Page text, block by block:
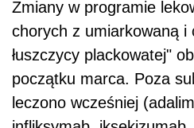
Zmiany w programie
chorych z umiarkowaną i
łuszczycy plackowatej"
początku marca. Poza
leczono wcześniej